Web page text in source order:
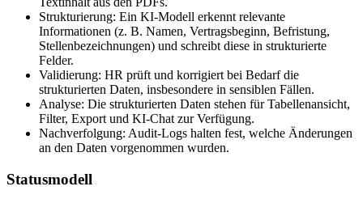
Strukturierung: Ein KI-Modell erkennt relevante
Informationen (z. B. Namen, Vertragsbeginn, Befristung,
Stellenbezeichnungen) und schreibt diese in strukturierte
Felder.
Validierung: HR prüft und korrigiert bei Bedarf die
strukturierten Daten, insbesondere in sensiblen Fällen.
Analyse: Die strukturierten Daten stehen für Tabellenansicht,
Filter, Export und KI-Chat zur Verfügung.
Nachverfolgung: Audit-Logs halten fest, welche Änderungen
an den Daten vorgenommen wurden.
Statusmodell